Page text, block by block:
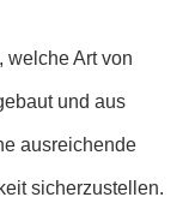
welche Art von
und aus
ausreichende
sicherzustellen.